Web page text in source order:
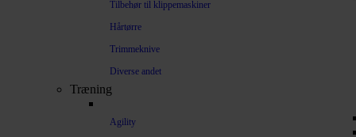
Tilbehør til klippemaskiner
Hårtørre
Trimmeknive
Diverse andet
Træning
Agility